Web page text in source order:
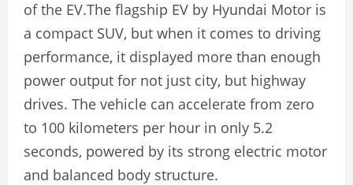
of the EV.The flagship EV by Hyundai Motor is
a compact SUV, but when it comes to driving
performance, it displayed more than enough
power output for not just city, but highway
drives. The vehicle can accelerate from zero
to 100 kilometers per hour in only 5.2
seconds, powered by its strong electric motor
and balanced body structure.